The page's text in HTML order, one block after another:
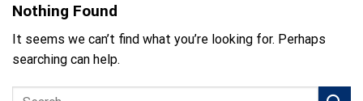
Nothing Found
It seems we can’t find what you’re looking for. Perhaps
searching can help.